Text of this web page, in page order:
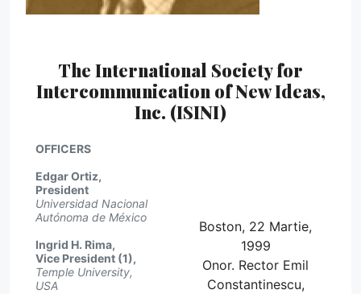
The International Society for
Intercommunication of New Ideas,
Inc. (ISINI)
OFFICERS
Edgar Ortiz,
President
Universidad Nacional
Autónoma de México
Ingrid H. Rima,
Vice President (1),
Temple University,
USA
Boston, 22 Martie,
1999
Onor. Rector Emil
Constantinescu,